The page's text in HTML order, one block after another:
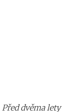
Před dvěma